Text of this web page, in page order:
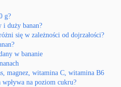
g?
i duży banan?
się w zależności od dojrzałości?
w bananie
magnez, witamina C, witamina B6
na poziom cukru?